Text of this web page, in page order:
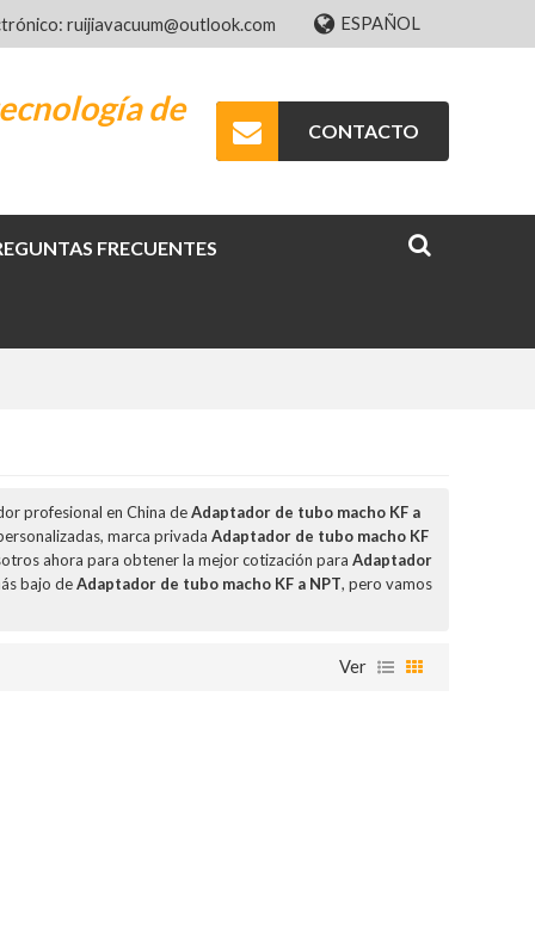
ruijiavacuum@outlook.com ESPAÑOL
de
CONTACTO
FRECUENTES
profesional en China deAdaptador de tubo macho KF a
marca privada Adaptador de tubo macho KF
ahora para obtener la mejor cotización para Adaptador
bajo deAdaptador de tubo macho KF a NPT, pero vamos
Ver